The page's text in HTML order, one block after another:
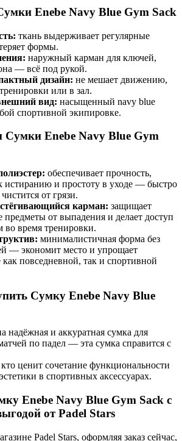
Enebe Navy Blue Gym Sack
ткань выдерживает регулярные
формы.
наружный карман для ключей,
— всё под рукой.
дизайн: не мешает движению,
или в зал.
вид: насыщенный navy blue
спортивной экипировке.
Сумки Enebe Navy Blue Gym
обеспечивает прочность,
истиранию и простоту в уходе — быстро
от грязи.
карман: защищает
от выпадения и делает доступ
время тренировки.
минималистичная форма без
— экономит место и упрощает
как повседневной, так и спортивной
Сумку Enebe Navy Blue
надёжная и аккуратная сумка для
по падел — эта сумка справится с
ценит сочетание функциональности
в спортивных аксессуарах.
Enebe Navy Blue Gym Sack с
от Padel Stars
Padel Stars, оформляя заказ сейчас,